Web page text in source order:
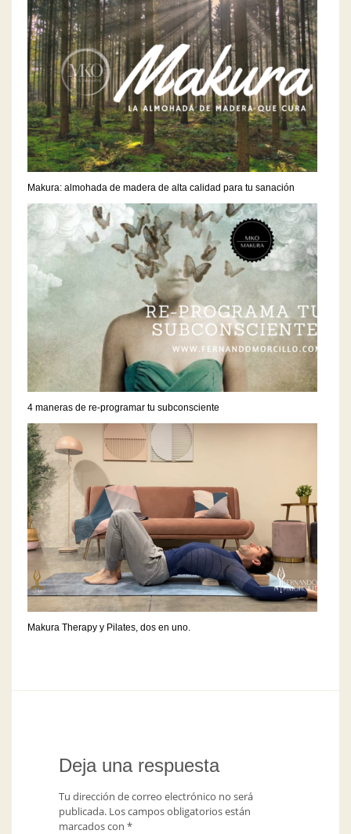
Makura: almohada de madera de alta calidad para tu sanación
4 maneras de re-programar tu subconsciente
Makura Therapy y Pilates, dos en uno.
Deja una respuesta
Tu dirección de correo electrónico no será
publicada. Los campos obligatorios están
marcados con *